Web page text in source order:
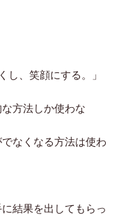
し、笑顔にする。」
方法しか使わな
なくなる方法は使わ
結果を出してもらっ